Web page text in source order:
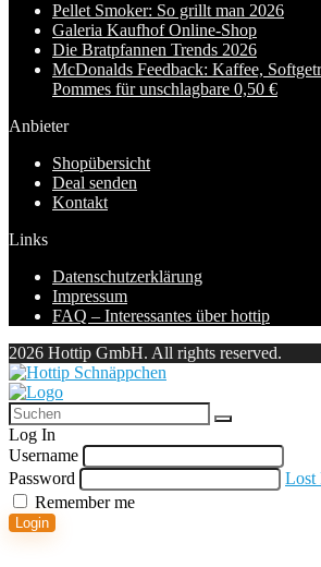
Pellet Smoker: So grillt man 2026
Galeria Kaufhof Online-Shop
Die Bratpfannen Trends 2026
McDonalds Feedback: Kaffee,
Pommes für unschlagbare 0,50 €
Anbieter
Shopübersicht
Deal senden
Kontakt
Links
Datenschutzerklärung
Impressum
FAQ – Interessantes über hottip
2026 Hottip GmbH. All rights reserved.
Log In
Username
Password
Lost
Remember me
Login